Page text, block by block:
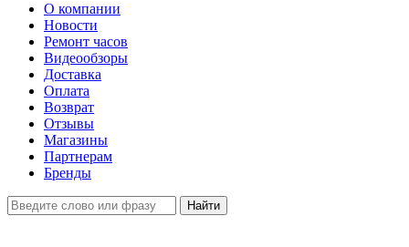
О компании
Новости
Ремонт часов
Видеообзоры
Доставка
Оплата
Возврат
Отзывы
Магазины
Партнерам
Бренды